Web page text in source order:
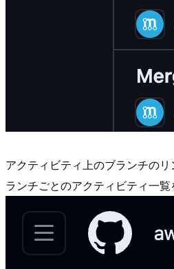
アクティビティ上のブランチの
ランチごとのアクティビティ一覧